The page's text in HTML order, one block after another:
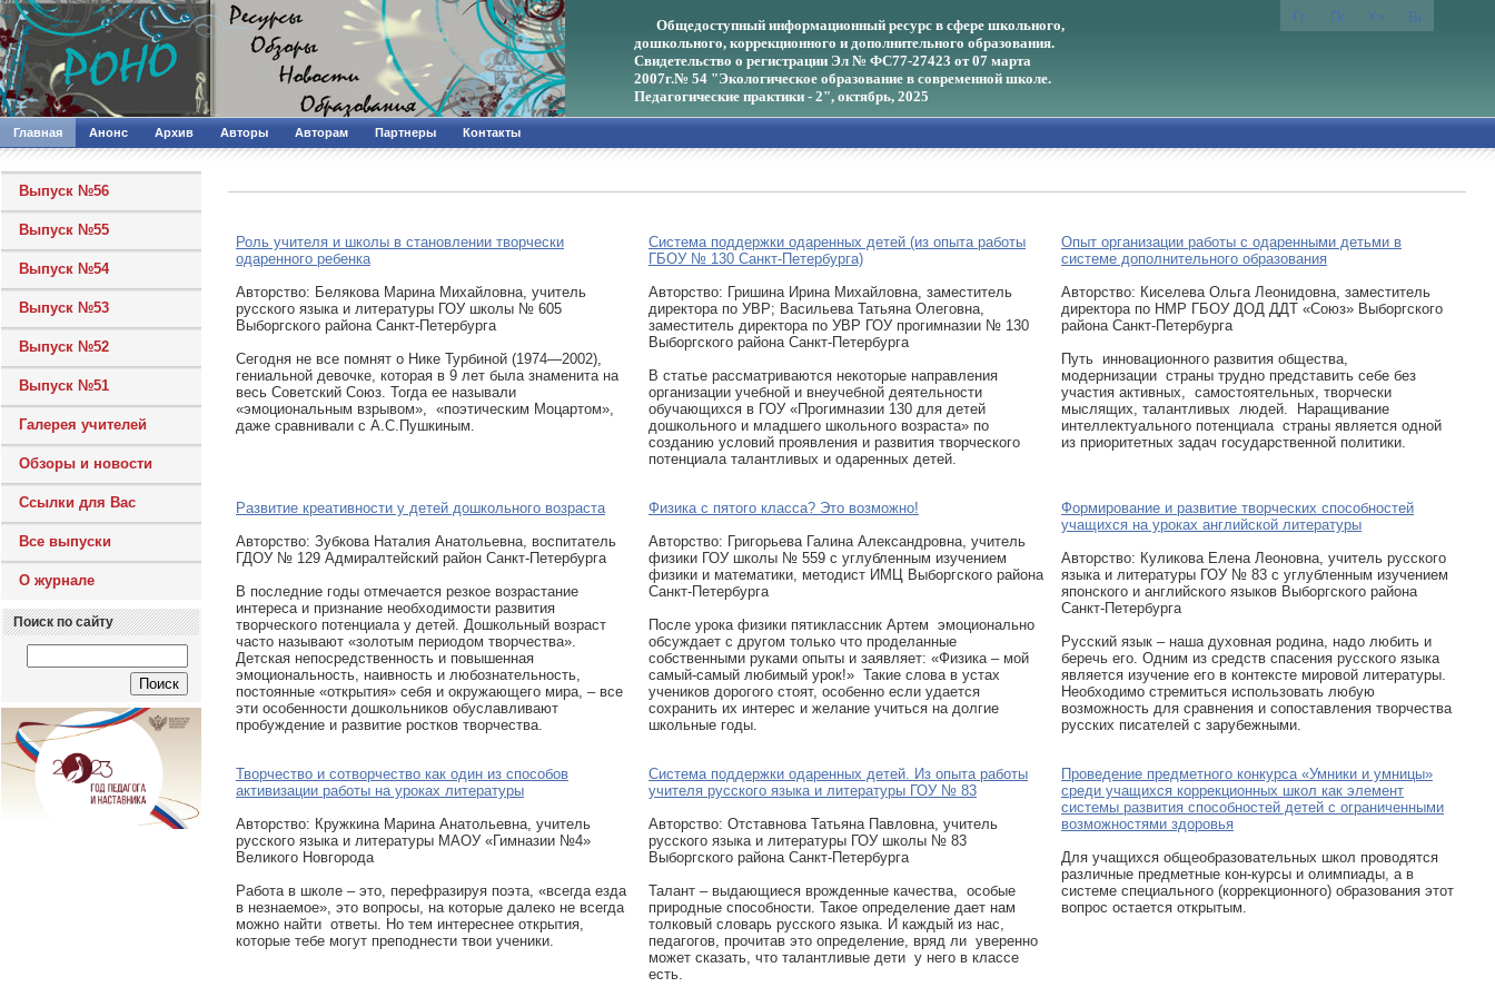
Общедоступный информационный ресурс в сфере школьного,
дошкольного, коррекционного и дополнительного образования.
Свидетельство о регистрации Эл № ФС77-27423 от 07 марта
2007г.№ 54 "Экологическое образование в современной школе.
Педагогические практики - 2", октябрь, 2025
Главная Анонс Архив Авторы Авторам Партнеры Контакты
Выпуск №56
Выпуск №55
Выпуск №54
Выпуск №53
Выпуск №52
Выпуск №51
Галерея учителей
Обзоры и новости
Ссылки для Вас
Все выпуски
О журнале
Поиск по сайту
Роль учителя и школы в становлении творчески
одаренного ребенка
Авторcтво: Белякова Марина Михайловна, учитель
русского языка и литературы ГОУ школы № 605
Выборгского района Санкт-Петербурга
Сегодня не все помнят о Нике Турбиной (1974—2002),
гениальной девочке, которая в 9 лет была знаменита на
весь Советский Союз. Тогда ее называли
«эмоциональным взрывом», «поэтическим Моцартом»,
даже сравнивали с А.С.Пушкиным.
Система поддержки одаренных детей (из опыта работы
ГБОУ № 130 Санкт-Петербурга)
Авторcтво: Гришина Ирина Михайловна, заместитель
директора по УВР; Васильева Татьяна Олеговна,
заместитель директора по УВР ГОУ прогимназии № 130
Выборгского района Санкт-Петербурга
В статье рассматриваются некоторые направления
организации учебной и внеучебной деятельности
обучающихся в ГОУ «Прогимназии 130 для детей
дошкольного и младшего школьного возраста» по
созданию условий проявления и развития творческого
потенциала талантливых и одаренных детей.
Опыт организации работы с одаренными детьми в
системе дополнительного образования
Авторcтво: Киселева Ольга Леонидовна, заместитель
директора по НМР ГБОУ ДОД ДДТ «Союз» Выборгского
района Санкт-Петербурга
Путь инновационного развития общества,
модернизации страны трудно представить себе без
участия активных, самостоятельных, творчески
мыслящих, талантливых людей. Наращивание
интеллектуального потенциала страны является одной
из приоритетных задач государственной политики.
Развитие креативности у детей дошкольного возраста
Авторcтво: Зубкова Наталия Анатольевна, воспитатель
ГДОУ № 129 Адмиралтейский район Санкт-Петербурга
В последние годы отмечается резкое возрастание
интереса и признание необходимости развития
творческого потенциала у детей. Дошкольный возраст
часто называют «золотым периодом творчества».
Детская непосредственность и повышенная
эмоциональность, наивность и любознательность,
постоянные «открытия» себя и окружающего мира, – все
эти особенности дошкольников обуславливают
пробуждение и развитие ростков творчества.
Физика с пятого класса? Это возможно!
Авторcтво: Григорьева Галина Александровна, учитель
физики ГОУ школы № 559 с углубленным изучением
физики и математики, методист ИМЦ Выборгского района
Санкт-Петербурга
После урока физики пятиклассник Артем эмоционально
обсуждает с другом только что проделанные
собственными руками опыты и заявляет: «Физика – мой
самый-самый любимый урок!» Такие слова в устах
учеников дорогого стоят, особенно если удается
сохранить их интерес и желание учиться на долгие
школьные годы.
Формирование и развитие творческих способностей
учащихся на уроках английской литературы
Авторcтво: Куликова Елена Леоновна, учитель русского
языка и литературы ГОУ № 83 с углубленным изучением
японского и английского языков Выборгского района
Санкт-Петербурга
Русский язык – наша духовная родина, надо любить и
беречь его. Одним из средств спасения русского языка
является изучение его в контексте мировой литературы.
Необходимо стремиться использовать любую
возможность для сравнения и сопоставления творчества
русских писателей с зарубежными.
Творчество и сотворчество как один из способов
активизации работы на уроках литературы
Авторcтво: Кружкина Марина Анатольевна, учитель
русского языка и литературы МАОУ «Гимназии №4»
Великого Новгорода
Работа в школе – это, перефразируя поэта, «всегда езда
в незнаемое», это вопросы, на которые далеко не всегда
можно найти ответы. Но тем интереснее открытия,
которые тебе могут преподнести твои ученики.
Система поддержки одаренных детей. Из опыта работы
учителя русского языка и литературы ГОУ № 83
Авторcтво: Отставнова Татьяна Павловна, учитель
русского языка и литературы ГОУ школы № 83
Выборгского района Санкт-Петербурга
Талант – выдающиеся врожденные качества, особые
природные способности. Такое определение дает нам
толковый словарь русского языка. И каждый из нас,
педагогов, прочитав это определение, вряд ли уверенно
может сказать, что талантливые дети у него в классе
есть.
Проведение предметного конкурса «Умники и умницы»
среди учащихся коррекционных школ как элемент
системы развития способностей детей с ограниченными
возможностями здоровья
Для учащихся общеобразовательных школ проводятся
различные предметные кон-курсы и олимпиады, а в
системе специального (коррекционного) образования этот
вопрос остается открытым.